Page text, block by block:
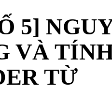
5]
VÀ
TỪ